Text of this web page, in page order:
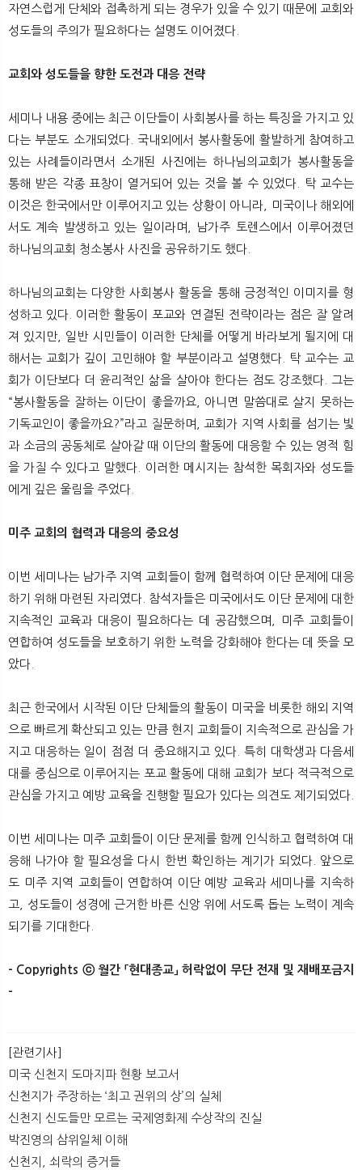
자연스럽게 단체와 접촉하게 되는 경우가 있을 수 있기 때문에 교회와
성도들의 주의가 필요하다는 설명도 이어졌다.
교회와 성도들을 향한 도전과 대응 전략
세미나 내용 중에는 최근 이단들이 사회봉사를 하는 특징을 가지고 있
다는 부분도 소개되었다. 국내외에서 봉사활동에 활발하게 참여하고
있는 사례들이라면서 소개된 사진에는 하나님의교회가 봉사활동을
통해 받은 각종 표창이 열거되어 있는 것을 볼 수 있었다. 탁 교수는
이것은 한국에서만 이루어지고 있는 상황이 아니라, 미국이나 해외에
서도 계속 발생하고 있는 일이라며, 남가주 토렌스에서 이루어졌던
하나님의교회 청소봉사 사진을 공유하기도 했다.
하나님의교회는 다양한 사회봉사 활동을 통해 긍정적인 이미지를 형
성하고 있다. 이러한 활동이 포교와 연결된 전략이라는 점은 잘 알려
져 있지만, 일반 시민들이 이러한 단체를 어떻게 바라보게 될지에 대
해서는 교회가 깊이 고민해야 할 부분이라고 설명했다. 탁 교수는 교
회가 이단보다 더 윤리적인 삶을 살아야 한다는 점도 강조했다. 그는
“봉사활동을 잘하는 이단이 좋을까요, 아니면 말씀대로 살지 못하는
기독교인이 좋을까요?”라고 질문하며, 교회가 지역 사회를 섬기는 빛
과 소금의 공동체로 살아갈 때 이단의 활동에 대응할 수 있는 영적 힘
을 가질 수 있다고 말했다. 이러한 메시지는 참석한 목회자와 성도들
에게 깊은 울림을 주었다.
미주 교회의 협력과 대응의 중요성
이번 세미나는 남가주 지역 교회들이 함께 협력하여 이단 문제에 대응
하기 위해 마련된 자리였다. 참석자들은 미국에서도 이단 문제에 대한
지속적인 교육과 대응이 필요하다는 데 공감했으며, 미주 교회들이
연합하여 성도들을 보호하기 위한 노력을 강화해야 한다는 데 뜻을 모
았다.
최근 한국에서 시작된 이단 단체들의 활동이 미국을 비롯한 해외 지역
으로 빠르게 확산되고 있는 만큼 현지 교회들이 지속적으로 관심을 가
지고 대응하는 일이 점점 더 중요해지고 있다. 특히 대학생과 다음세
대를 중심으로 이루어지는 포교 활동에 대해 교회가 보다 적극적으로
관심을 가지고 예방 교육을 진행할 필요가 있다는 의견도 제기되었다.
이번 세미나는 미주 교회들이 이단 문제를 함께 인식하고 협력하여 대
응해 나가야 할 필요성을 다시 한번 확인하는 계기가 되었다. 앞으로
도 미주 지역 교회들이 연합하여 이단 예방 교육과 세미나를 지속하
고, 성도들이 성경에 근거한 바른 신앙 위에 서도록 돕는 노력이 계속
되기를 기대한다.
- Copyrights ⓒ 월간 「현대종교」 허락없이 무단 전재 및 재배포금지
-​​
[관련기사]
미국 신천지 도마지파 현황 보고서
신천지가 주장하는 ‘최고 권위의 상’의 실체
신천지 신도들만 모르는 국제영화제 수상작의 진실
박진영의 삼위일체 이해
신천지, 쇠락의 증거들